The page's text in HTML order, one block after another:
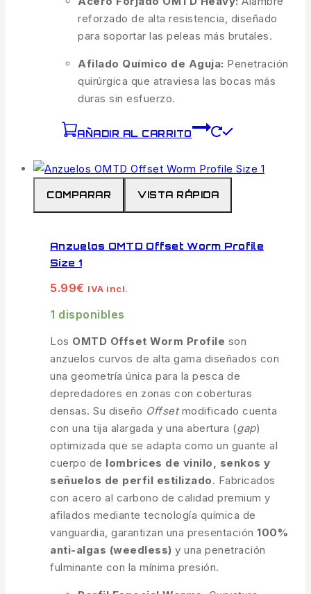
reforzado de alta resistencia, diseñado
para soportar las peleas más brutales.
Afilado Químico de Aguja: Penetración
quirúrgica que atraviesa las bocas más
duras sin esfuerzo.
AÑADIR AL CARRITO
COMPARAR VISTA RÁPIDA
Anzuelos OMTD Offset Worm Profile
Size 1
5.99€ IVA incl.
1 disponibles
Los OMTD Offset Worm Profile son
anzuelos curvos de alta gama diseñados con
una geometría única para la pesca de
depredadores en zonas con coberturas
densas. Su diseño Offsetmodificado cuenta
con una tija alargada y una abertura (gap)
optimizada que se adapta como un guante al
cuerpo de lombrices de vinilo, senkos y
señuelos de perfil estilizado. Fabricados
con acero al carbono de calidad premium y
afilados mediante tecnología química de
vanguardia, garantizan una presentación 100%
anti-algas (weedless) y una penetración
fulminante con la mínima presión.